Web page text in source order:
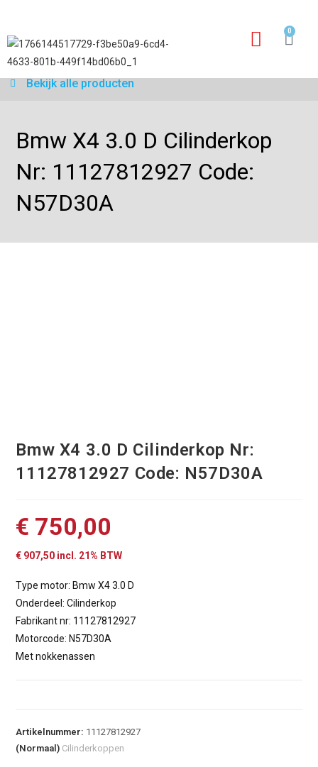
0
Bekijk alle producten
Bmw X4 3.0 D Cilinderkop
Nr: 11127812927 Code:
N57D30A
Bmw X4 3.0 D Cilinderkop Nr:
11127812927 Code: N57D30A
€ 750,00
€ 907,50 incl. 21% BTW
Type motor: Bmw X4 3.0 D
Onderdeel: Cilinderkop
Fabrikant nr: 11127812927
Motorcode: N57D30A
Met nokkenassen
Artikelnummer: 11127812927
(Normaal) Cilinderkoppen